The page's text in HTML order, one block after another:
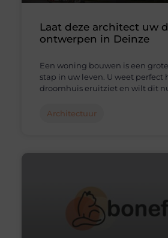
Laat deze architect uw
ontwerpen in Deinze
Een woning bouwen is een
stap in uw leven. U weet perfect
droomhuis eruitziet en wilt dit
Architectuur